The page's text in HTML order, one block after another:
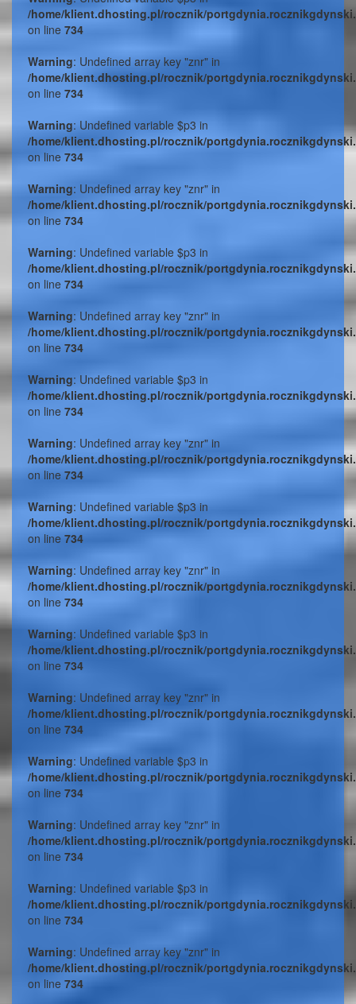
/home/klient.dhosting.pl/rocznik/
on line 734
Warning: Undefined array key "znr" in
/home/klient.dhosting.pl/rocznik/
on line 734
Warning: Undefined variable $p3 in
/home/klient.dhosting.pl/rocznik/
on line 734
Warning: Undefined array key "znr" in
/home/klient.dhosting.pl/rocznik/
on line 734
Warning: Undefined variable $p3 in
/home/klient.dhosting.pl/rocznik/
on line 734
Warning: Undefined array key "znr" in
/home/klient.dhosting.pl/rocznik/
on line 734
Warning: Undefined variable $p3 in
/home/klient.dhosting.pl/rocznik/
on line 734
Warning: Undefined array key "znr" in
/home/klient.dhosting.pl/rocznik/
on line 734
Warning: Undefined variable $p3 in
/home/klient.dhosting.pl/rocznik/
on line 734
Warning: Undefined array key "znr" in
/home/klient.dhosting.pl/rocznik/
on line 734
Warning: Undefined variable $p3 in
/home/klient.dhosting.pl/rocznik/
on line 734
Warning: Undefined array key "znr" in
/home/klient.dhosting.pl/rocznik/
on line 734
Warning: Undefined variable $p3 in
/home/klient.dhosting.pl/rocznik/
on line 734
Warning: Undefined array key "znr" in
/home/klient.dhosting.pl/rocznik/
on line 734
Warning: Undefined variable $p3 in
/home/klient.dhosting.pl/rocznik/
on line 734
Warning: Undefined array key "znr" in
/home/klient.dhosting.pl/rocznik/
on line 734